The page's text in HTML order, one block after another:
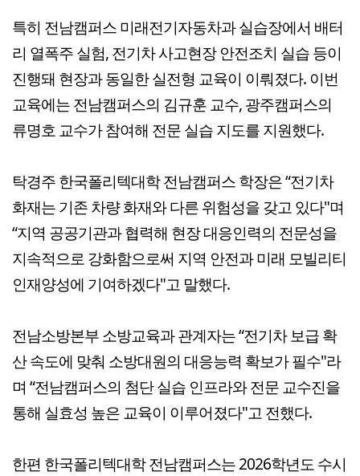
특히 전남캠퍼스 미래전기자동차과 실습장에서 배터
리 열폭주 실험, 전기차 사고현장 안전조치 실습 등이
진행돼 현장과 동일한 실전형 교육이 이뤄졌다. 이번
교육에는 전남캠퍼스의 김규훈 교수, 광주캠퍼스의
류명호 교수가 참여해 전문 실습 지도를 지원했다.
탁경주 한국폴리텍대학 전남캠퍼스 학장은 “전기차
화재는 기존 차량 화재와 다른 위험성을 갖고 있다"며
“지역 공공기관과 협력해 현장 대응인력의 전문성을
지속적으로 강화함으로써 지역 안전과 미래 모빌리티
인재양성에 기여하겠다"고 말했다.
전남소방본부 소방교육과 관계자는 “전기차 보급 확
산 속도에 맞춰 소방대원의 대응능력 확보가 필수"라
며 “전남캠퍼스의 첨단 실습 인프라와 전문 교수진을
통해 실효성 높은 교육이 이루어졌다"고 전했다.
한편 한국폴리텍대학 전남캠퍼스는 2026학년도 수시